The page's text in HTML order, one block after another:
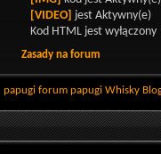
[VIDEO] jest Aktywny(e)
Kod HTML jest wyłączony
Zasady na forum
papugi forum papugi Whisky